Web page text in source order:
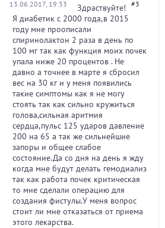
13.06.2017, 19:33 #3
Здраствуйте!
Я диабетик с 2000 года,в 2015
году мне проописали
спиринолактон 2 раза в день по
100 мг так как функция моих почек
упала ниже 20 процентов . Не
давно а точнее в марте я сбросил
вес на 30 кг и у меня появились
такие симптомы как я не могу
стоять так как сильно кружиться
голова,сильная аритмия
сердца,пульс 125 ударов давление
200 на 65 а так же сильнейшие
запоры и общее слабое
состояние.Да со дня на день я жду
когда мне будут делать гемодиализ
так как работа почек критическая
то мне сделали операцию для
создания фистулы.У меня вопрос
стоит ли мне отказаться от приема
этого лекарства.